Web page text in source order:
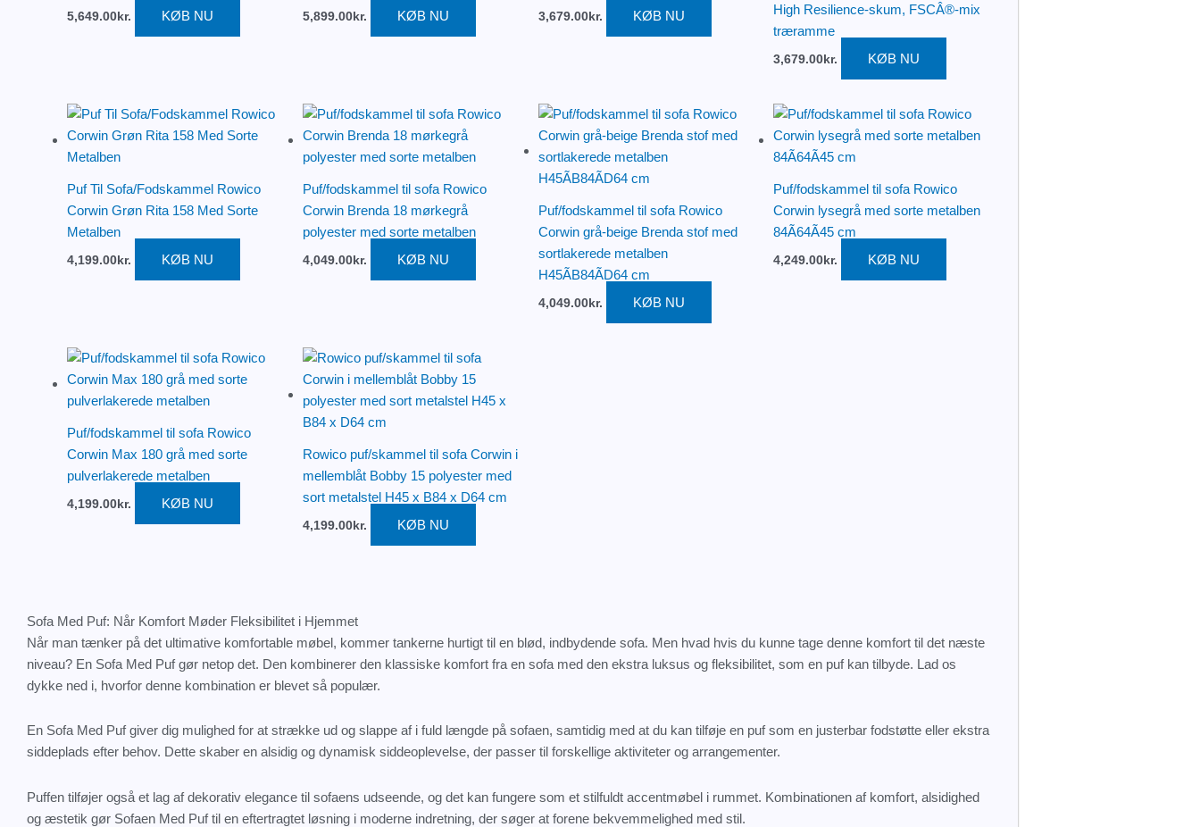
5,649.00 kr. KØB NU 5,899.00kr. KØB NU 3,679.00kr. KØB NU
High Resilience-skum, FSCÂ®-mix
træramme
3,679.00 kr. KØB NU
Puf Til Sofa/Fodskammel Rowico
Corwin Grøn Rita 158 Med Sorte
Metalben
4,199.00 kr. KØB NU
Puf/fodskammel til sofa Rowico
Corwin Brenda 18 mørkegrå
polyester med sorte metalben
4,049.00kr. KØB NU
Puf/fodskammel til sofa Rowico
Corwin grå-beige Brenda stof med
sortlakerede metalben
H45ÃB84ÃD64 cm
4,049.00kr. KØB NU
Puf/fodskammel til sofa Rowico
Corwin lysegrå med sorte metalben
84Ã64Ã45 cm
4,249.00 kr. KØB NU
Puf/fodskammel til sofa Rowico
Corwin Max 180 grå med sorte
pulverlakerede metalben
4,199.00 kr. KØB NU
Rowico puf/skammel til sofa Corwin i
mellemblåt Bobby 15 polyester med
sort metalstel H45 x B84 x D64 cm
4,199.00kr. KØB NU
Sofa Med Puf: Når Komfort Møder Fleksibilitet i Hjemmet
Når man tænker på det ultimative komfortable møbel, kommer tankerne hurtigt til en blød, indbydende sofa. Men hvad hvis du kunne tage denne komfort til det næste
niveau? En Sofa Med Puf gør netop det. Den kombinerer den klassiske komfort fra en sofa med den ekstra luksus og fleksibilitet, som en puf kan tilbyde. Lad os
dykke ned i, hvorfor denne kombination er blevet så populær.
En Sofa Med Puf giver dig mulighed for at strække ud og slappe af i fuld længde på sofaen, samtidig med at du kan tilføje en puf som en justerbar fodstøtte eller ekstra
siddeplads efter behov. Dette skaber en alsidig og dynamisk siddeoplevelse, der passer til forskellige aktiviteter og arrangementer.
Puffen tilføjer også et lag af dekorativ elegance til sofaens udseende, og det kan fungere som et stilfuldt accentmøbel i rummet. Kombinationen af komfort, alsidighed
og æstetik gør Sofaen Med Puf til en eftertragtet løsning i moderne indretning, der søger at forene bekvemmelighed med stil.